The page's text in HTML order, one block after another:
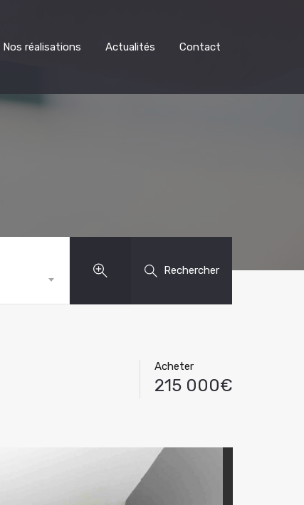
Nos réalisations Actualités Contact
Rechercher
Acheter
215 000€